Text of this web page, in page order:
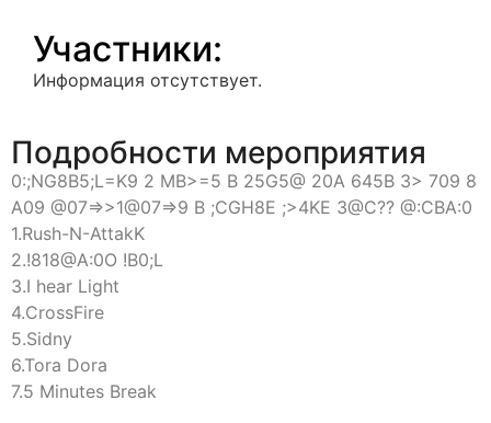
Участники:
Информация отсутствует.
Подробности мероприятия
0:;NG8B5;L=K9 2 MB>=5 B 25G5@ 20A 645B 3> 709 8
A09 @07=>>1@07=>9 B ;CGH8E ;>4KE 3@C?? @:CBA:0
1.Rush-N-AttakK
2.!818@A:0O !B0;L
3.I hear Light
4.CrossFire
5.Sidny
6.Tora Dora
7.5 Minutes Break